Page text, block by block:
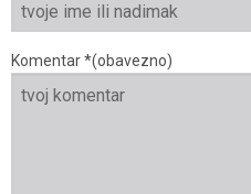
Komentar *(obavezno)